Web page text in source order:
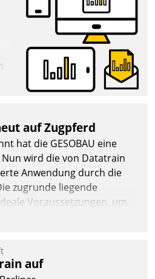
auf Zugpferd
hat die GESOBAU eine
wird die von Datatrain
Anwendung durch die
zugrunde liegende
Voraussetzungen, um
zu erweitern und weitere
auf